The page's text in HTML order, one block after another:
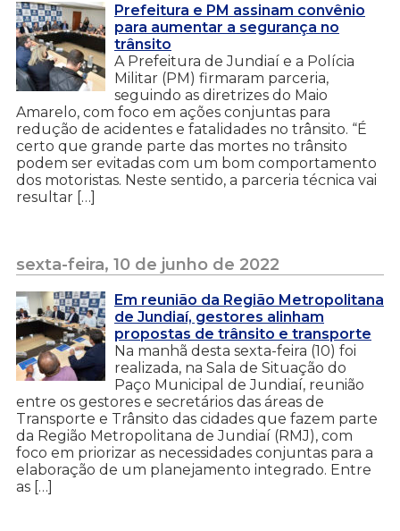
Prefeitura e PM assinam convênio
para aumentar a segurança no
trânsito
A Prefeitura de Jundiaí e a Polícia
Militar (PM) firmaram parceria,
seguindo as diretrizes do Maio
Amarelo, com foco em ações conjuntas para
redução de acidentes e fatalidades no trânsito. “É
certo que grande parte das mortes no trânsito
podem ser evitadas com um bom comportamento
dos motoristas. Neste sentido, a parceria técnica vai
resultar […]
sexta-feira, 10 de junho de 2022
Em reunião da Região Metropolitana
de Jundiaí, gestores alinham
propostas de trânsito e transporte
Na manhã desta sexta-feira (10) foi
realizada, na Sala de Situação do
Paço Municipal de Jundiaí, reunião
entre os gestores e secretários das áreas de
Transporte e Trânsito das cidades que fazem parte
da Região Metropolitana de Jundiaí (RMJ), com
foco em priorizar as necessidades conjuntas para a
elaboração de um planejamento integrado. Entre
as […]